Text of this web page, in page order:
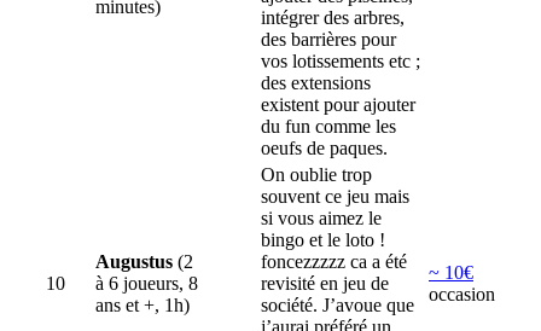
minutes)
intégrer des arbres,
des barrières pour
vos lotissements etc ;
des extensions
existent pour ajouter
du fun comme les
oeufs de paques.
10
Augustus (2
à 6 joueurs, 8
ans et +, 1h)
On oublie trop
souvent ce jeu mais
si vous aimez le
bingo et le loto !
foncezzzzz ca a été
revisité en jeu de
société. J’avoue que
j’aurai préféré un
~ 10€
occasion